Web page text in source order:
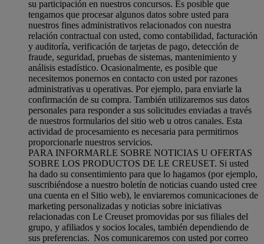
su participación en nuestros concursos. Es posible que
tengamos que procesar algunos datos sobre usted para
nuestros fines administrativos relacionados con nuestra
relación contractual con usted, como contabilidad, facturación
y auditoría, verificación de tarjetas de pago, detección de
fraude, seguridad, pruebas de sistemas, mantenimiento y
análisis estadístico. Ocasionalmente, es posible que
necesitemos ponernos en contacto con usted por razones
administrativas u operativas. Por ejemplo, para enviarle la
confirmación de su compra. También utilizaremos sus datos
personales para responder a sus solicitudes enviadas a través
de nuestros formularios del sitio web u otros canales. Esta
actividad de procesamiento es necesaria para permitirnos
proporcionarle nuestros servicios.
PARA INFORMARLE SOBRE NOTICIAS U OFERTAS
SOBRE LOS PRODUCTOS DE LE CREUSET. Si usted
ha dado su consentimiento para que lo hagamos (por ejemplo,
suscribiéndose a nuestro boletín de noticias cuando usted cree
una cuenta en el Sitio web), le enviaremos comunicaciones de
marketing personalizadas y noticias sobre iniciativas
relacionadas con Le Creuset promovidas por sus filiales del
grupo, y afiliados y socios locales, también dependiendo de
sus preferencias. Nos comunicaremos con usted por correo